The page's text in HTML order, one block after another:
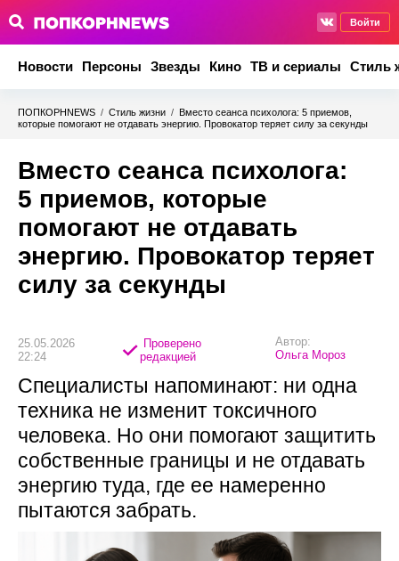
Войти
Новости Персоны Звезды Кино ТВ и сериалы Стиль
ПОПКОРНNEWS / Стиль жизни / Вместо сеанса психолога: 5 приемов,
которые помогают не отдавать энергию. Провокатор теряет силу за секунды
Вместо сеанса психолога:
5 приемов, которые
помогают не отдавать
энергию. Провокатор теряет
силу за секунды
25.05.2026
22:24
Проверено
редакцией
Автор:
Ольга Мороз
Специалисты напоминают: ни одна
техника не изменит токсичного
человека. Но они помогают защитить
собственные границы и не отдавать
энергию туда, где ее намеренно
пытаются забрать.